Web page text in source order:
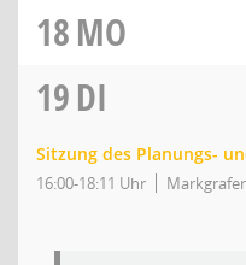
18MO
19DI
Sitzung des Planungs-
16:00-18:11 Uhr